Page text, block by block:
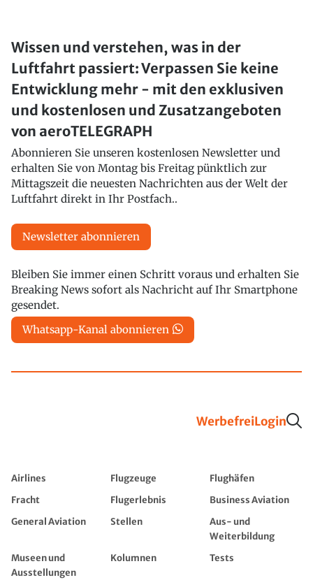
Wissen und verstehen, was in der
Luftfahrt passiert: Verpassen Sie keine
Entwicklung mehr - mit den exklusiven
und kostenlosen und Zusatzangeboten
von aeroTELEGRAPH
Abonnieren Sie unseren kostenlosen Newsletter und
erhalten Sie von Montag bis Freitag pünktlich zur
Mittagszeit die neuesten Nachrichten aus der Welt der
Luftfahrt direkt in Ihr Postfach..
Newsletter abonnieren
Bleiben Sie immer einen Schritt voraus und erhalten Sie
Breaking News sofort als Nachricht auf Ihr Smartphone
gesendet.
Whatsapp-Kanal abonnieren
WerbefreiLogin
Airlines Flugzeuge
Flughäfen
Fracht
Flugerlebnis
Business Aviation
General Aviation
Stellen
Aus- und
Weiterbildung
Museen und
Ausstellungen
Kolumnen Tests